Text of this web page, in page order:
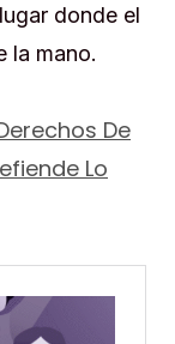
donde el
la mano.
De
Lo